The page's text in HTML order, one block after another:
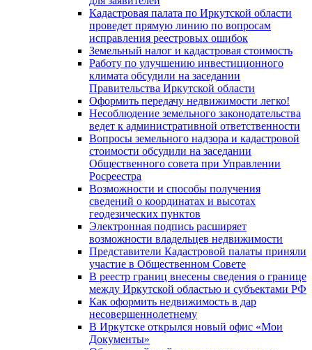
Кадастровая палата по Иркутской области
проведет прямую линию по вопросам
исправления реестровых ошибок
Земельный налог и кадастровая стоимость
Работу по улучшению инвестиционного
климата обсудили на заседании
Правительства Иркутской области
Оформить передачу недвижимости легко!
Несоблюдение земельного законодательства
ведет к административной ответственности
Вопросы земельного надзора и кадастровой
стоимости обсудили на заседании
Общественного совета при Управлении
Росреестра
Возможности и способы получения
сведений о координатах и высотах
геодезических пунктов
Электронная подпись расширяет
возможности владельцев недвижимости
Представители Кадастровой палаты приняли
участие в Общественном Совете
В реестр границ внесены сведения о границе
между Иркутской областью и субъектами РФ
Как оформить недвижимость в дар
несовершеннолетнему
В Иркутске открылся новый офис «Мои
Документы»